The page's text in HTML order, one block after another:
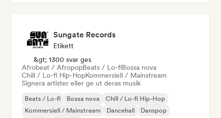
Sungate Records
Etikett
&gt; 1300 svar ges
Afrobeat / AfropopBeats / Lo-fiBossa nova
Chill / Lo-fi Hip-HopKommersiell / Mainstream
Signera artister eller ge ut deras musik
Beats / Lo-fi Bossa nova
Chill / Lo-fi Hip-Hop
Kommersiell / Mainstream
Dancehall
Danspop